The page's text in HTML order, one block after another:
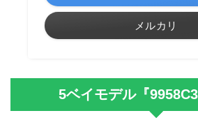
メルカリ
5ベイモデル『